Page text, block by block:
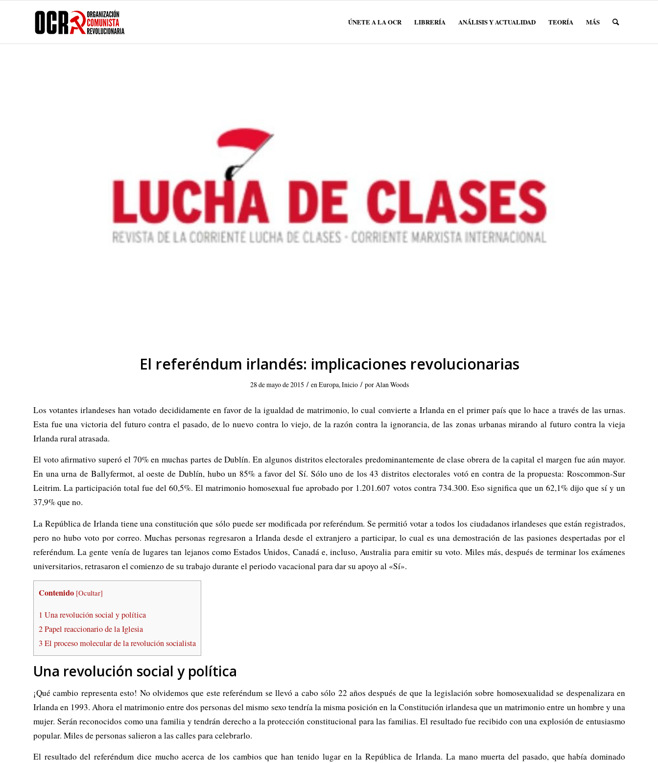
ÚNETE A LA OCR LIBRERÍA ANÁLISIS Y ACTUALIDAD TEORÍA MÁS
El referéndum irlandés: implicaciones revolucionarias
28 de mayo de 2015 / enEuropa,Inicio / porAlan Woods
Los votantes irlandeses han votado decididamente en favor de la igualdad de matrimonio, lo cual convierte a Irlanda en el primer país que lo hace a través de las urnas.
Esta fue una victoria del futuro contra el pasado, de lo nuevo contra lo viejo, de la razón contra la ignorancia, de las zonas urbanas mirando al futuro contra la vieja
Irlanda rural atrasada.
El voto afirmativo superó el 70% en muchas partes de Dublín. En algunos distritos electorales predominantemente de clase obrera de la capital el margen fue aún mayor.
En una urna de Ballyfermot, al oeste de Dublín, hubo un 85% a favor del Sí. Sólo uno de los 43 distritos electorales votó en contra de la propuesta: Roscommon-Sur
Leitrim. La participación total fue del 60,5%. El matrimonio homosexual fue aprobado por 1.201.607 votos contra 734.300. Eso significa que un 62,1% dijo que sí y un
37,9% que no.
La República de Irlanda tiene una constitución que sólo puede ser modificada por referéndum. Se permitió votar a todos los ciudadanos irlandeses que están registrados,
pero no hubo voto por correo. Muchas personas regresaron a Irlanda desde el extranjero a participar, lo cual es una demostración de las pasiones despertadas por el
referéndum. La gente venía de lugares tan lejanos como Estados Unidos, Canadá e, incluso, Australia para emitir su voto. Miles más, después de terminar los exámenes
universitarios, retrasaron el comienzo de su trabajo durante el periodo vacacional para dar su apoyo al «Sí».
Contenido [Ocultar]
1 Una revolución social y política
2Papel reaccionario de la Iglesia
3 El proceso molecular de la revolución socialista
Una revolución social y política
¡Qué cambio representa esto! No olvidemos que este referéndum se llevó a cabo sólo 22 años después de que la legislación sobre homosexualidad se despenalizara en
Irlanda en 1993. Ahora el matrimonio entre dos personas del mismo sexo tendría la misma posición en la Constitución irlandesa que un matrimonio entre un hombre y una
mujer. Serán reconocidos como una familia y tendrán derecho a la protección constitucional para las familias. El resultado fue recibido con una explosión de entusiasmo
popular. Miles de personas salieron a las calles para celebrarlo.
El resultado del referéndum dice mucho acerca de los cambios que han tenido lugar en la República de Irlanda. La mano muerta del pasado, que había dominado